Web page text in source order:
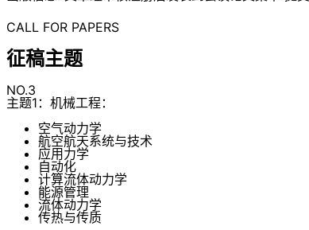
CALL FOR PAPERS
征稿主题
NO.3
主题1：机械工程：
空气动力学
航空航天系统与技术
应用力学
自动化
计算流体动力学
能源管理
流体动力学
传热与传质